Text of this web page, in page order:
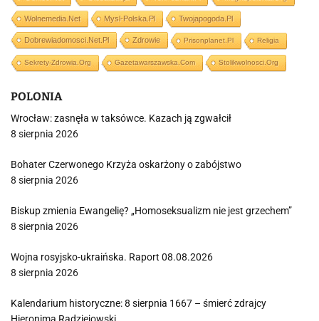
Wolnemedia.net Mysl-Polska.pl Twojapogoda.pl
Dobrewiadomosci.net.pl Zdrowie Prisonplanet.pl Religia
Sekrety-Zdrowia.org Gazetawarszawska.com Stolikwolnosci.org
POLONIA
Wrocław: zasnęła w taksówce. Kazach ją zgwałcił
8 sierpnia 2026
Bohater Czerwonego Krzyża oskarżony o zabójstwo
8 sierpnia 2026
Biskup zmienia Ewangelię? „Homoseksualizm nie jest grzechem”
8 sierpnia 2026
Wojna rosyjsko-ukraińska. Raport 08.08.2026
8 sierpnia 2026
Kalendarium historyczne: 8 sierpnia 1667 – śmierć zdrajcy